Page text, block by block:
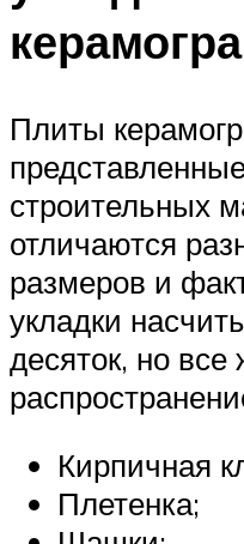
Плиты
строительных
отличаются
размеров и
укладки
десяток, но
Кирпичная
Плетенка;